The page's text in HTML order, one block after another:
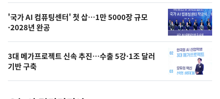
오
늘
사
진
'국가 AI 컴퓨팅센터' 첫 삽…1만 5000장 규모
·2028년 완공
3대 메가프로젝트 신속 추진…수출 5강·1조 달러
기반 구축